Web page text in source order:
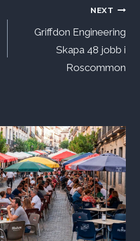
NEXT
Griffdon Engineering
Skapa 48 jobb i
Roscommon